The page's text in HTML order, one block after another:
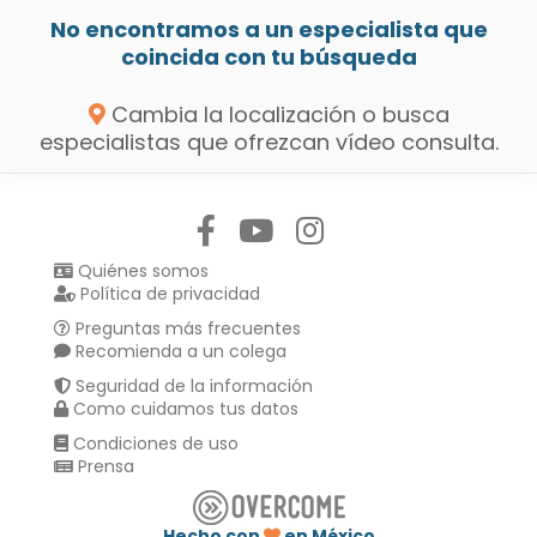
No encontramos a un especialista que
coincida con tu búsqueda
Cambia la localización o busca
especialistas que ofrezcan vídeo consulta.
Quiénes somos
Política de privacidad
Preguntas más frecuentes
Recomienda a un colega
Seguridad de la información
Como cuidamos tus datos
Condiciones de uso
Prensa